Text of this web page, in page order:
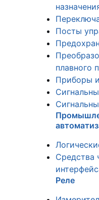
Посты
плавного
Приборы
Средства
Реле